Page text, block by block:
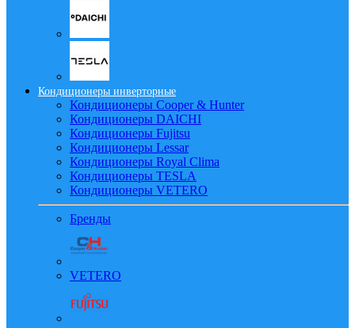
Кондиционеры инверторные
Кондиционеры Cooper & Hunter
Кондиционеры DAICHI
Кондиционеры Fujitsu
Кондиционеры Lessar
Кондиционеры Royal Clima
Кондиционеры TESLA
Кондиционеры VETERO
Бренды
VETERO